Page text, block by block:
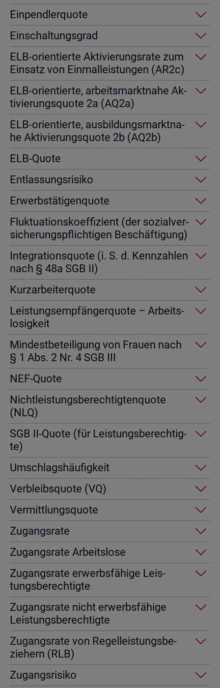
Ein­pend­ler­quo­te
Ein­schal­tungs­grad
ELB-ori­en­tier­te Ak­ti­vie­rungs­ra­te zum
Ein­satz von Einmal­leis­tun­gen (AR2c)
ELB-ori­en­tier­te, ar­beits­markt­na­he Ak­
ti­vie­rungs­quo­te 2a (AQ2a)
ELB-ori­en­tier­te, aus­bil­dungs­markt­na­
he Ak­ti­vie­rungs­quo­te 2b (AQ2b)
ELB-Quote
Ent­las­sungs­ri­si­ko
Er­werbs­tä­ti­gen­quo­te
Fluk­tua­ti­ons­ko­ef­fi­zi­ent (der so­zi­al­ver­
si­che­rungs­pflich­ti­gen Be­schäf­ti­gung)
In­te­gra­ti­ons­quo­te (i. S. d. Kenn­zah­len
nach § 48a SGB II)
Kurz­ar­bei­ter­quo­te
Leis­tungs­emp­fän­ger­quo­te – Ar­beits­
lo­sig­keit
Min­dest­be­tei­li­gung von Frau­en nach
§ 1 Abs. 2 Nr. 4 SGB III
NEF-Quote
Nicht­leis­tungs­be­rech­tig­ten­quo­te
(NLQ)
SGB II-Quote (für Leis­tungs­be­rech­tig­
te)
Um­schlags­häu­fig­keit
Ver­bleibs­quo­te (VQ)
Ver­mitt­lungs­quo­te
Zu­gangs­ra­te
Zu­gangs­ra­te Ar­beits­lo­se
Zu­gangs­ra­te er­werbs­fä­hi­ge Leis­
tungs­be­rech­tig­te
Zu­gangs­ra­te nicht er­werbs­fä­hi­ge
Leis­tungs­be­rech­tig­te
Zu­gangs­ra­te von Re­gel­leis­tungs­be­
zie­hern (RLB)
Zu­gangs­ri­si­ko